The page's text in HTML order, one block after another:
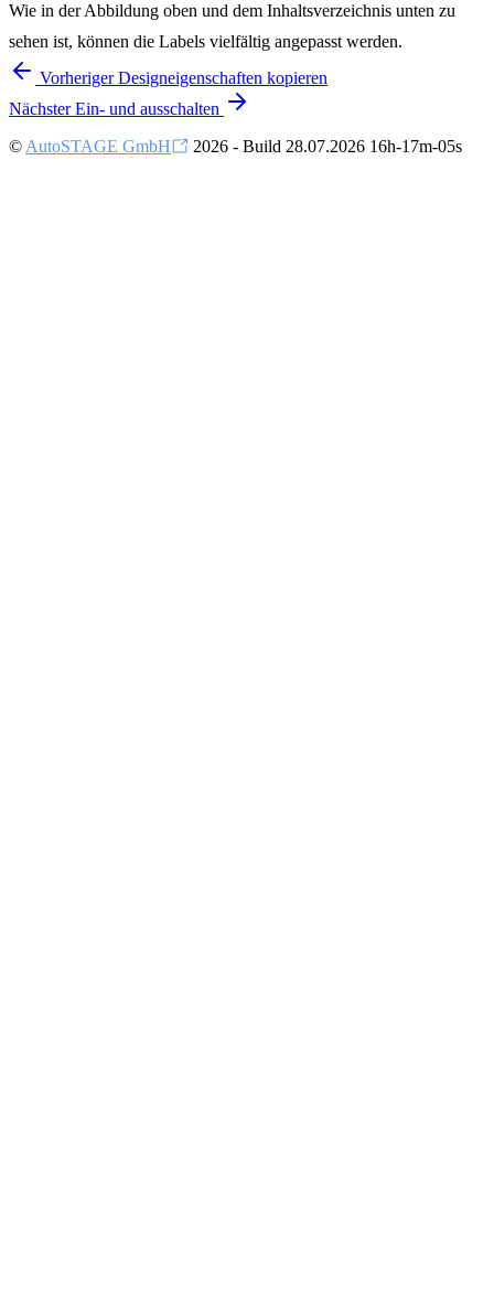
Wie in der Abbildung oben und dem Inhaltsverzeichnis unten zu
sehen ist, können die Labels vielfältig angepasst werden.
Vorheriger Designeigenschaften kopieren
Nächster Ein- und ausschalten
© AutoSTAGE GmbH 2026 - Build 28.07.2026 16h-17m-05s